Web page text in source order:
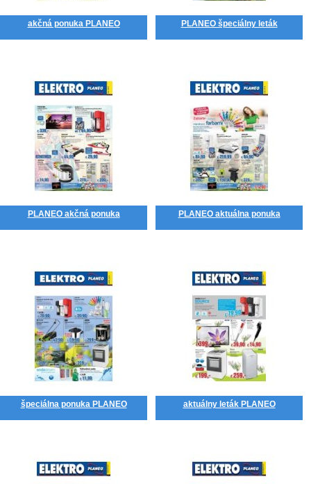
akčná ponuka PLANEO PLANEO špeciálny leták
PLANEO akčná ponuka PLANEO aktuálna ponuka
špeciálna ponuka PLANEO aktuálny leták PLANEO